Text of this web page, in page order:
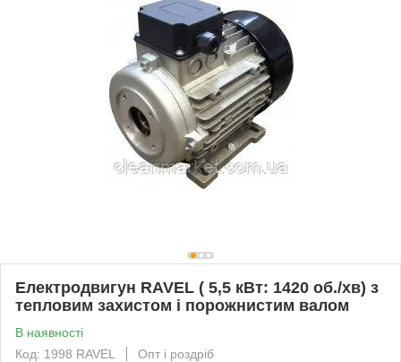
Електродвигун RAVEL ( 5,5 кВт: 1420 об./хв) з
тепловим захистом і порожнистим валом
В наявності
Код: 1998 RAVEL
Опт і роздріб